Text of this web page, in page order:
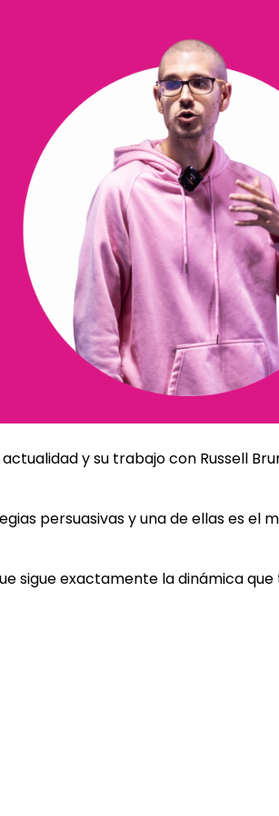
y su trabajo con Russell
persuasivas y una de ellas es el
sigue exactamente la dinámica que